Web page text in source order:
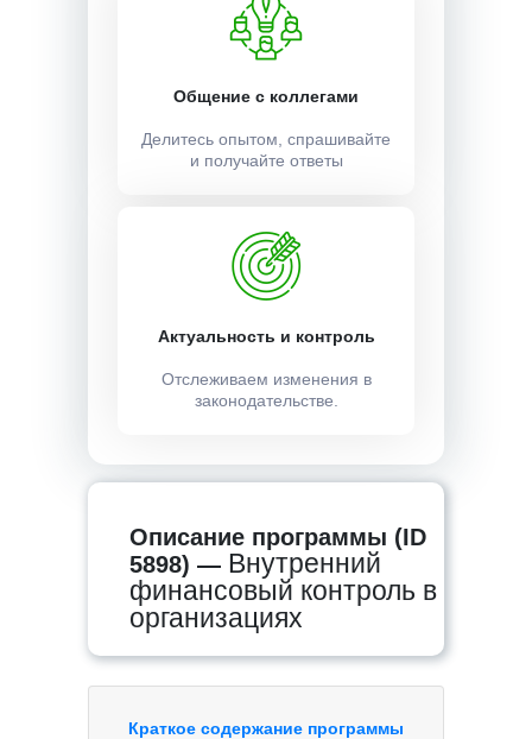
Общение с коллегами
Делитесь опытом, спрашивайте
и получайте ответы
Актуальность и контроль
Отслеживаем изменения в
законодательстве.
Описание программы (ID
5898) — Внутренний
финансовый контроль в
организациях
Краткое содержание программы